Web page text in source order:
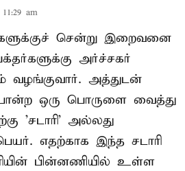
am
சென்று இறைவனை
அர்ச்சகர்
வழங்குவார். அத்துடன்
ஒரு பொருளை வைத்து
'சடாரி' அல்லது
எதற்காக இந்த சடாரி
பின்னணியில் உள்ள